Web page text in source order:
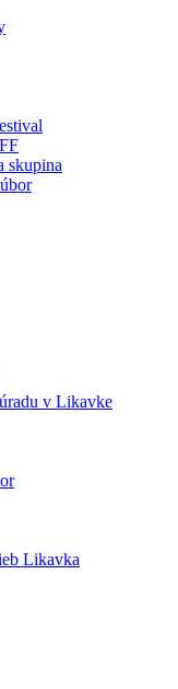
skupina
v Likavke
Likavka